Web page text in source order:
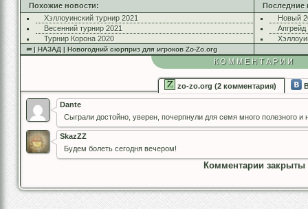
Похожие новости:
Хэллоуинский турнир 2021
Весенний турнир 2021
Турнир Корона 2020
Последние
Новый
⇚ | НАЗАД | Новогодний сюрприз для игроков Zo-Zo.org
КОММЕНТАРИИ
zo-zo.org (2 комментария)
Dante
Сыграли достойно, уверен, почерпнули для семя много полезного и
SkazZZ
Будем болеть сегодня вечером!
Комментарии закрыты